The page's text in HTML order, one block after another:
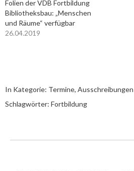
Folien der VDB Fortbildung
Bibliotheksbau: „Menschen
und Räume“ verfügbar
26.04.2019
In Kategorie: Termine, Ausschreibungen
Schlagwörter: Fortbildung